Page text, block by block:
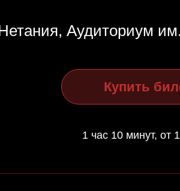
Аудиториум
Купить
1 час 10 минут, от